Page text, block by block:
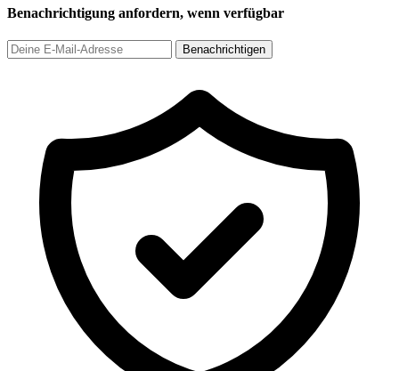
Benachrichtigung anfordern, wenn verfügbar
Benachrichtigen